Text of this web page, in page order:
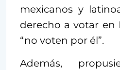
mexicanos y
derecho a votar en
“no voten por él”.
Además,